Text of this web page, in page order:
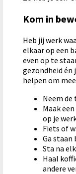
Kom in
Heb jij werk
elkaar op een
even op te
gezondheid én
helpen om
Neem
Maak
op je
Fiets of
Ga staan
Sta na
Haal
andere